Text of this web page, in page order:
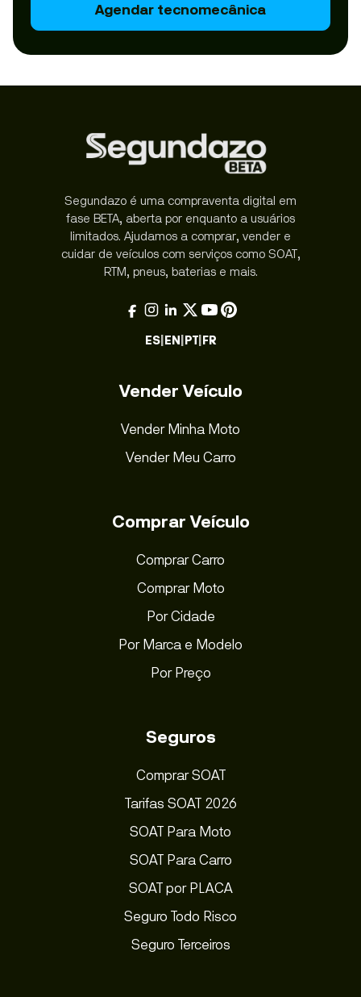
Agendar tecnomecânica
Segundazo é uma compraventa digital em
fase BETA, aberta por enquanto a usuários
limitados. Ajudamos a comprar, vender e
cuidar de veículos com serviços como SOAT,
RTM, pneus, baterias e mais.
ES|EN|PT|FR
Vender Veículo
Vender Minha Moto
Vender Meu Carro
Comprar Veículo
Comprar Carro
Comprar Moto
Por Cidade
Por Marca e Modelo
Por Preço
Seguros
Comprar SOAT
Tarifas SOAT 2026
SOAT Para Moto
SOAT Para Carro
SOAT por PLACA
Seguro Todo Risco
Seguro Terceiros